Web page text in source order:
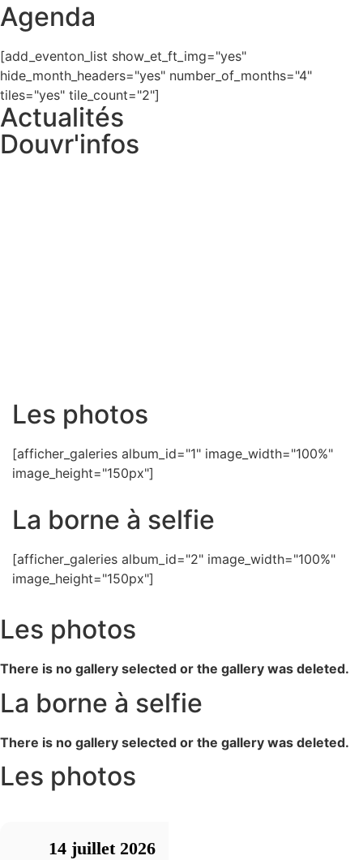
Agenda
[add_eventon_list show_et_ft_img="yes"
hide_month_headers="yes" number_of_months="4"
tiles="yes" tile_count="2"]
Actualités
Douvr'infos
Les photos
[afficher_galeries album_id="1" image_width="100%"
image_height="150px"]
La borne à selfie
[afficher_galeries album_id="2" image_width="100%"
image_height="150px"]
Les photos
There is no gallery selected or the gallery was deleted.
La borne à selfie
There is no gallery selected or the gallery was deleted.
Les photos
14 juillet 2026